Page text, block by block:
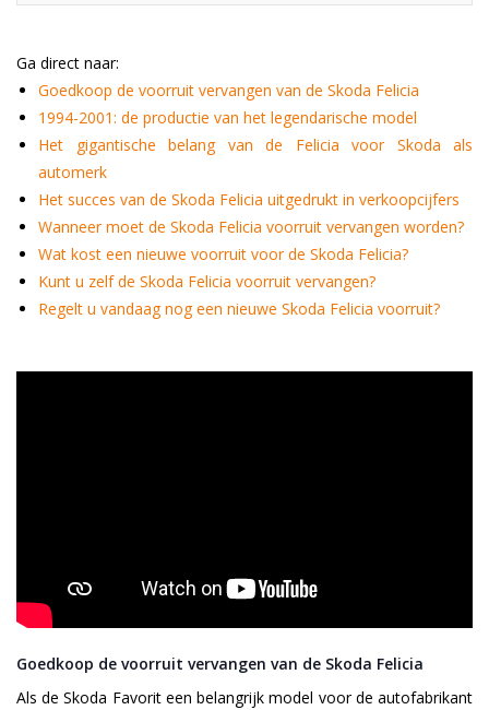
Ga direct naar:
Goedkoop de voorruit vervangen van de Skoda Felicia
1994-2001: de productie van het legendarische model
Het gigantische belang van de Felicia voor Skoda als
automerk
Het succes van de Skoda Felicia uitgedrukt in verkoopcijfers
Wanneer moet de Skoda Felicia voorruit vervangen worden?
Wat kost een nieuwe voorruit voor de Skoda Felicia?
Kunt u zelf de Skoda Felicia voorruit vervangen?
Regelt u vandaag nog een nieuwe Skoda Felicia voorruit?
Goedkoop de voorruit vervangen van de Skoda Felicia
Als de Skoda Favorit een belangrijk model voor de autofabrikant